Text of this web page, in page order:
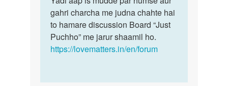
gahri charcha me judna chahte hai
to hamare discussion Board “Just
Puchho” me jarur shaamil ho.
https://lovematters.in/en/forum